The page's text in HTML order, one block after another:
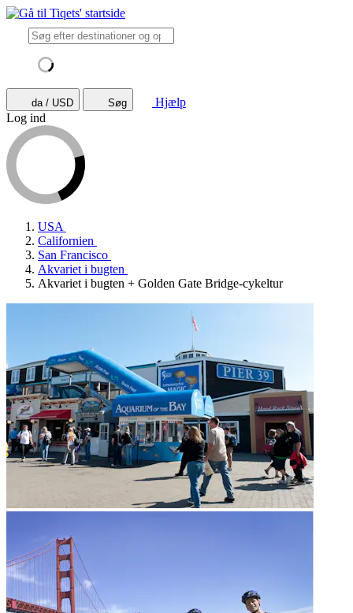
da / USD Søg
Hjælp
Log ind
USA
Californien
San Francisco
Akvariet i bugten
Akvariet i bugten + Golden Gate Bridge-cykeltur